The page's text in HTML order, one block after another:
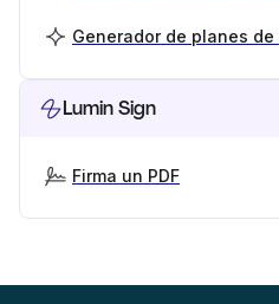
Generador de planes
Lumin Sign
Firma un PDF